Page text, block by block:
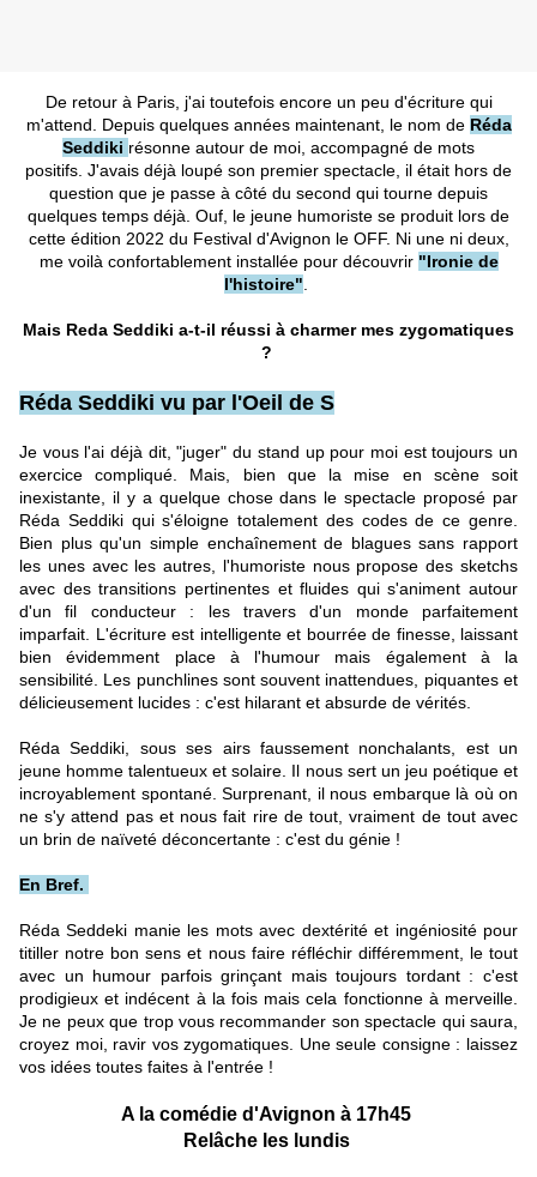
De retour à Paris, j'ai toutefois encore un peu d'écriture qui
m'attend. Depuis quelques années maintenant, le nom de Réda
Seddiki résonne autour de moi, accompagné de mots
positifs. J'avais déjà loupé son premier spectacle, il était hors de
question que je passe à côté du second qui tourne depuis
quelques temps déjà. Ouf, le jeune humoriste se produit lors de
cette édition 2022 du Festival d'Avignon le OFF. Ni une ni deux,
me voilà confortablement installée pour découvrir "Ironie de
l'histoire"
Mais Reda Seddiki a-t-il réussi à charmer mes zygomatiques
?
Réda Seddiki vu par l'Oeil de S
Je vous l'ai déjà dit, "juger" du stand up pour moi est toujours un
exercice compliqué. Mais, bien que la mise en scène soit
inexistante, il y a quelque chose dans le spectacle proposé par
Réda Seddiki qui s'éloigne totalement des codes de ce genre.
Bien plus qu'un simple enchaînement de blagues sans rapport
les unes avec les autres, l'humoriste nous propose des sketchs
avec des transitions pertinentes et fluides qui s'animent autour
d'un fil conducteur : les travers d'un monde parfaitement
imparfait. L'écriture est intelligente et bourrée de finesse, laissant
bien évidemment place à l'humour mais également à la
sensibilité. Les punchlines sont souvent inattendues, piquantes et
délicieusement lucides : c'est hilarant et absurde de vérités.
Réda Seddiki, sous ses airs faussement nonchalants, est un
jeune homme talentueux et solaire. Il nous sert un jeu poétique et
incroyablement spontané. Surprenant, il nous embarque là où on
ne s'y attend pas et nous fait rire de tout, vraiment de tout avec
un brin de naïveté déconcertante : c'est du génie !
En Bref.
Réda Seddeki manie les mots avec dextérité et ingéniosité pour
titiller notre bon sens et nous faire réfléchir différemment, le tout
avec un humour parfois grinçant mais toujours tordant : c'est
prodigieux et indécent à la fois mais cela fonctionne à merveille.
Je ne peux que trop vous recommander son spectacle qui saura,
croyez moi, ravir vos zygomatiques. Une seule consigne : laissez
vos idées toutes faites à l'entrée !
A la comédie d'Avignon à 17h45
Relâche les lundis